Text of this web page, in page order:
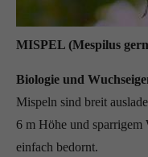
MISPEL (Mespilus
Biologie und
Mispeln sind breit
6 m Höhe und
einfach bedornt.